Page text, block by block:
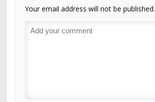
Your email address will not be published.